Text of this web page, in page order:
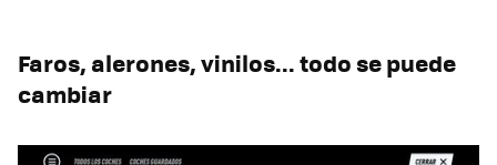
Faros, alerones, vinilos... todo se puede
cambiar